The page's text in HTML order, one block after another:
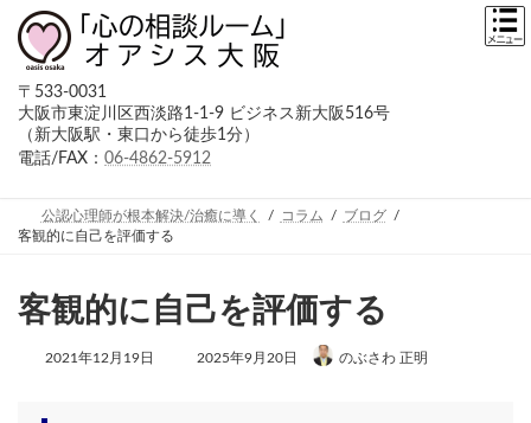
〒533-0031
大阪市東淀川区西淡路1-1-9 ビジネス新大阪516号
（新大阪駅・東口から徒歩1分）
電話/FAX： 06-4862-5912
公認心理師が根本解決/治癒に導く コラム
ブログ
客観的に自己を評価する
客観的に自己を評価する
2021年12月19日
最
2025年9月20日 のぶさわ 正明